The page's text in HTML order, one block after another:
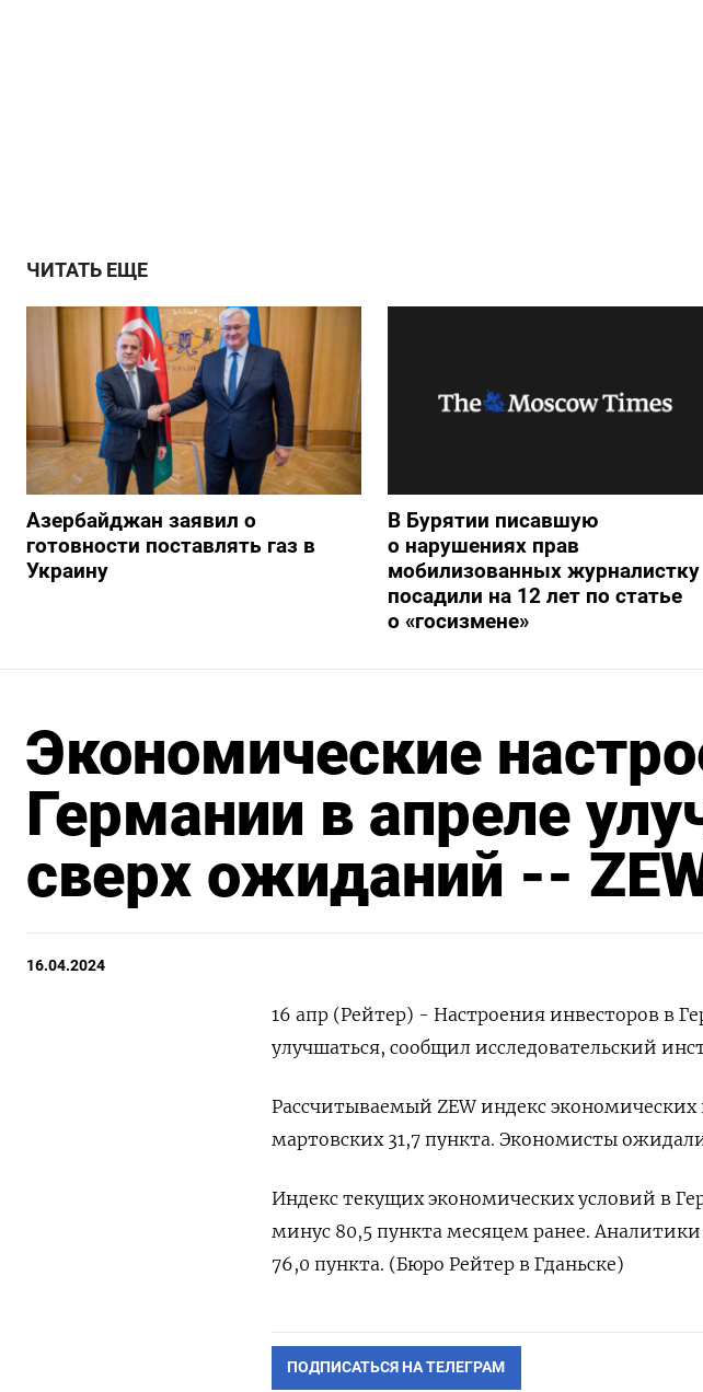
ЧИТАТЬ ЕЩЕ
Азербайджан заявил о
готовности поставлять газ в
Украину
В Бурятии писавшую
о нарушениях прав
мобилизованных журналистку
посадили на 12 лет по статье
о «госизмене»
Экономические
Германии в апреле
сверх ожиданий --
16.04.2024
16 апр (Рейтер) - Настроения инвесторов в
улучшаться, сообщил исследовательский
Рассчитываемый ZEW индекс
мартовских 31,7 пункта. Экономисты
Индекс текущих экономических условий в
минус 80,5 пункта месяцем ранее.
76,0 пункта. (Бюро Рейтер в Гданьске)
ПОДПИСАТЬСЯ НА ТЕЛЕГРАМ